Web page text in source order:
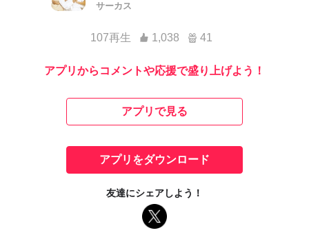
サーカス
107再生 1,038 41
アプリからコメントや応援で盛り上げよう！
アプリで見る
アプリをダウンロード
友達にシェアしよう！